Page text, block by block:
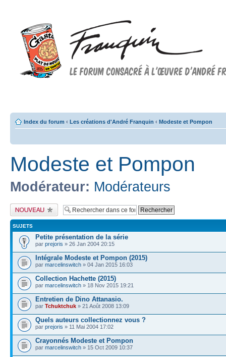
Index du forum ‹ Les créations d'André Franquin ‹ Modeste et Pompon
Modeste et Pompon
Modérateur: Modérateurs
Publier un nouveau
sujet
SUJETS
Petite présentation de la série
par prejoris » 26 Jan 2004 20:15
Intégrale Modeste et Pompon (2015)
par marcelinswitch » 04 Jan 2015 16:03
Collection Hachette (2015)
par marcelinswitch » 18 Nov 2015 19:21
Entretien de Dino Attanasio.
par Tchuktchuk » 21 Août 2008 13:09
Quels auteurs collectionnez vous ?
par prejoris » 11 Mai 2004 17:02
Crayonnés Modeste et Pompon
par marcelinswitch » 15 Oct 2009 10:37